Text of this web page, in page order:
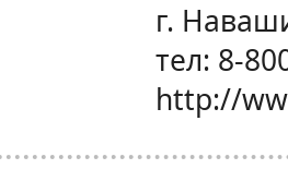
г.
тел: 8-
http://